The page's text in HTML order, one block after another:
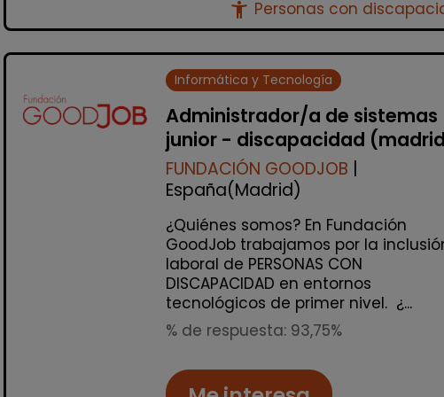
accessibility_new Personas con
Informática y Tecnología
Administrador/a de sistemas
junior - discapacidad
FUNDACIÓN GOODJOB
España(Madrid)
¿Quiénes somos? En Fundación
GoodJob trabajamos por la
laboral de PERSONAS CON
DISCAPACIDAD en entornos
tecnológicos de primer nivel. ¿...
% de respuesta: 93,75%